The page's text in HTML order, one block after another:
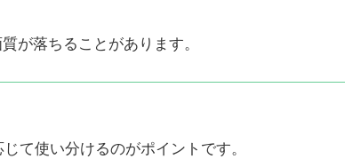
が落ちることがあります。
て使い分けるのがポイントです。